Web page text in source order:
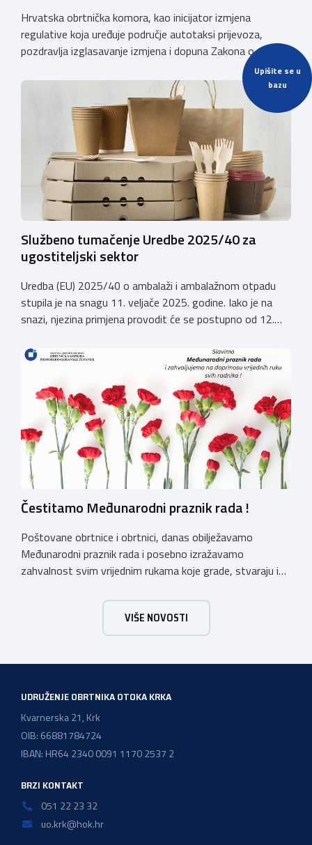
Upišite se u
bazu
Hrvatska obrtnička komora, kao inicijator izmjena
regulative koja uređuje područje autotaksi prijevoza,
pozdravlja izglasavanje izmjena i dopuna Zakona o
prijevozu u cestovnom prometu. Još od 2018. godine
Komora upozorava na sve manjkavosti koje je donijela
potpuna liberalizacija taksi tržišta tako da ove izmjene
predstavljaju važan iskorak prema uređenijem tržištu,
sigurnijem prijevozu putnika i stvaranju pravednijih uvjeta
Službeno tumačenje Uredbe 2025/40 za
ugostiteljski sektor
Uredba (EU) 2025/40 o ambalaži i ambalažnom otpadu
stupila je na snagu 11. veljače 2025. godine. Iako je na
snazi, njezina primjena provodit će se postupno od 12.
zatražila je od Ministarstva zaštite okoliša i zelene
tranzicije službeno tumačenje Uredbe te njen utjecaj na
ugostiteljski sektor. Tumačenje prenosimo u cijelosti: […]
Čestitamo Međunarodni praznik rada !
Poštovane obrtnice i obrtnici, danas obilježavamo
Međunarodni praznik rada i posebno izražavamo
zahvalnost svim vrijednim rukama koje grade, stvaraju i
Primorsko-goranske županije s ponosom podržava i
promiče trud i posvećenost svojih obrtnika, koji doprinose
razvoju našeg društva i čine temelj našeg gospodarstva.
VIŠE NOVOSTI
UDRUŽENJE OBRTNIKA OTOKA KRKA
Kvarnerska 21, Krk
OIB: 66881784724
IBAN: HR64 2340 0091 1170 2537 2
BRZI KONTAKT
051 22 23 32
uo.krk@hok.hr